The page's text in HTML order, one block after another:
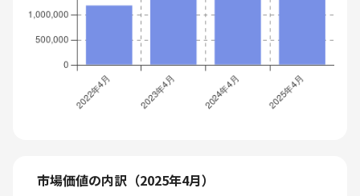
市場価値の内訳（2025年4月）